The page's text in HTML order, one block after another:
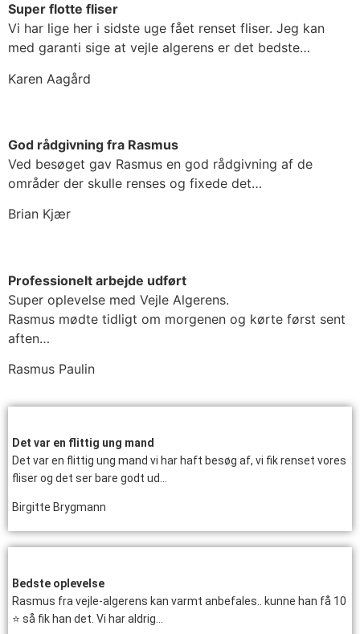
Super flotte fliser
Vi har lige her i sidste uge fået renset fliser. Jeg kan
med garanti sige at vejle algerens er det bedste…
Karen Aagård
God rådgivning fra Rasmus
Ved besøget gav Rasmus en god rådgivning af de
områder der skulle renses og fixede det…
Brian Kjær
Professionelt arbejde udført
Super oplevelse med Vejle Algerens.
Rasmus mødte tidligt om morgenen og kørte først sent
aften…
Rasmus Paulin
Det var en flittig ung mand
Det var en flittig ung mand vi har haft besøg af, vi fik renset vores
fliser og det ser bare godt ud…
Birgitte Brygmann
Bedste oplevelse
Rasmus fra vejle-algerens kan varmt anbefales.. kunne han få 10
⭐ så fik han det. Vi har aldrig…